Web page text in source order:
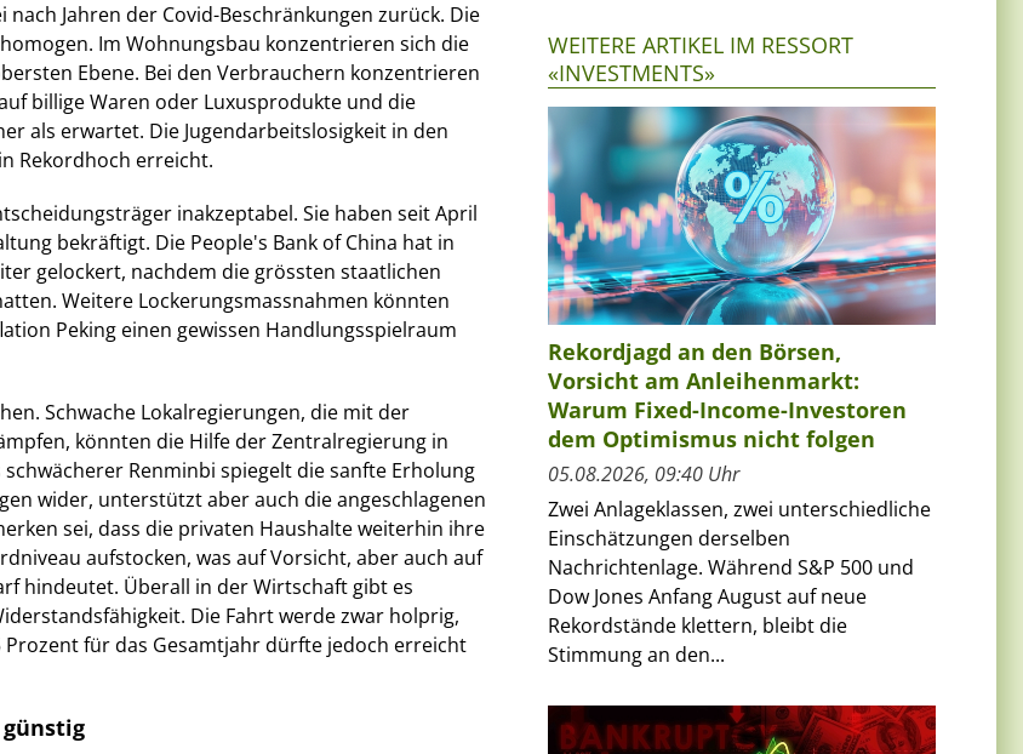
nach Jahren der Covid-Beschränkungen zurück. Die
Im Wohnungsbau konzentrieren sich die
Ebene. Bei den Verbrauchern konzentrieren
billige Waren oder Luxusprodukte und die
als erwartet. Die Jugendarbeitslosigkeit in den
Rekordhoch erreicht.
inakzeptabel. Sie haben seit April
bekräftigt. Die People's Bank of China hat in
gelockert, nachdem die grössten staatlichen
Weitere Lockerungsmassnahmen könnten
Peking einen gewissen Handlungsspielraum
Schwache Lokalregierungen, die mit der
könnten die Hilfe der Zentralregierung in
Renminbi spiegelt die sanfte Erholung
wider, unterstützt aber auch die angeschlagenen
sei, dass die privaten Haushalte weiterhin ihre
aufstocken, was auf Vorsicht, aber auch auf
hindeutet. Überall in der Wirtschaft gibt es
Die Fahrt werde zwar holprig,
Prozent für das Gesamtjahr dürfte jedoch erreicht
WEITERE ARTIKEL IM RESSORT
«INVESTMENTS»
Rekordjagd an den Börsen,
Vorsicht am Anleihenmarkt:
Warum Fixed-Income-Investoren
dem Optimismus nicht folgen
05.08.2026, 09:40 Uhr
Zwei Anlageklassen, zwei unterschiedliche
Einschätzungen derselben
Nachrichtenlage. Während S&P 500 und
Dow Jones Anfang August auf neue
Rekordstände klettern, bleibt die
Stimmung an den...